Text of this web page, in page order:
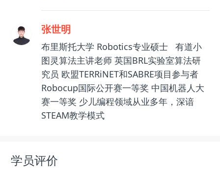
张世明
布里斯托大学 Robotics专业硕士 有道小
图灵算法主讲老师 英国BRL实验室算法研
究员 欧盟TERRiNET和SABRE项目参与者
Robocup国际公开赛一等奖 中国机器人大
赛一等奖 少儿编程领域从业多年，深谙
STEAM教学模式
学员评价